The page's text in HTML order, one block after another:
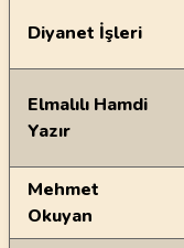
Diyanet İşleri
Elmalılı Hamdi
Yazır
Mehmet
Okuyan